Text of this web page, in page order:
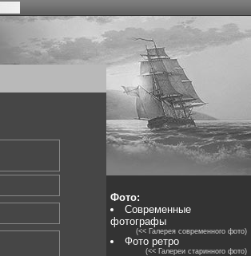
Фото:
Современные
фотографы
(<< Галерея современного фото)
Фото ретро
(<< Галереи старинного фото)